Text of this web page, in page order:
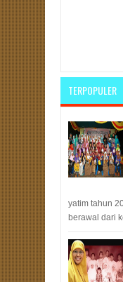
TERPOPULER
yatim tahun
berawal dari